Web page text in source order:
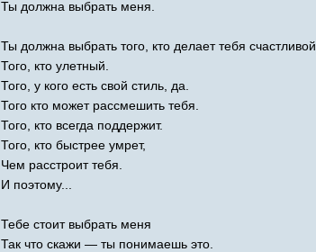
Ты должна выбрать меня.
Ты должна выбрать того, кто делает тебя счастливой.
Того, кто улетный.
Того, у кого есть свой стиль, да.
Того кто может рассмешить тебя.
Того, кто всегда поддержит.
Того, кто быстрее умрет,
Чем расстроит тебя.
И поэтому...
Тебе стоит выбрать меня
Так что скажи — ты понимаешь это.